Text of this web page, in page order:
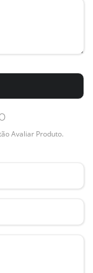
Avaliar Produto.